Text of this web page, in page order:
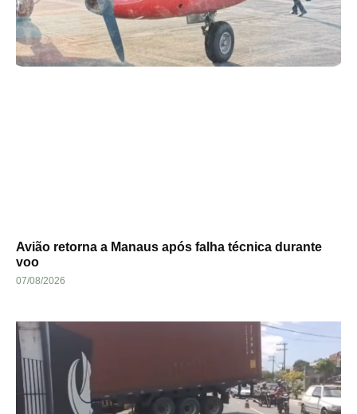
Avião retorna a Manaus após falha técnica durante
voo
07/08/2026